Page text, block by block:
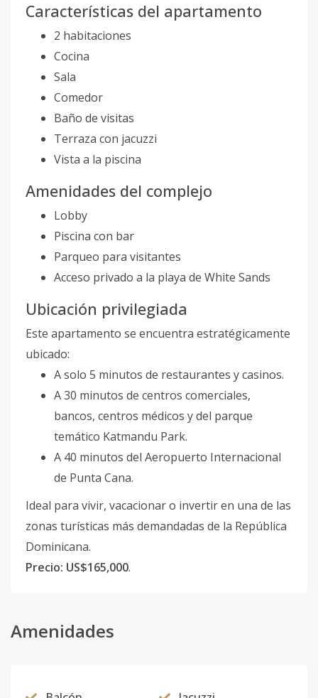
Características del apartamento
2 habitaciones
Cocina
Sala
Comedor
Baño de visitas
Terraza con jacuzzi
Vista a la piscina
Amenidades del complejo
Lobby
Piscina con bar
Parqueo para visitantes
Acceso privado a la playa de White Sands
Ubicación privilegiada
Este apartamento se encuentra estratégicamente
ubicado:
A solo 5 minutos de restaurantes y casinos.
A 30 minutos de centros comerciales,
bancos, centros médicos y del parque
temático Katmandu Park.
A 40 minutos del Aeropuerto Internacional
de Punta Cana.
Ideal para vivir, vacacionar o invertir en una de las
zonas turísticas más demandadas de la República
Dominicana.
Precio: US$165,000.
Amenidades